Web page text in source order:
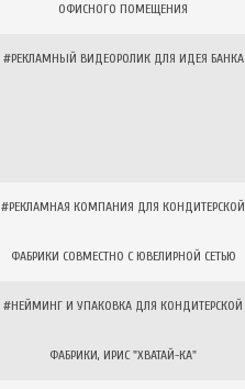
ОФИСНОГО ПОМЕЩЕНИЯ
#РЕКЛАМНЫЙ ВИДЕОРОЛИК ДЛЯ ИДЕЯ БАНКА
#РЕКЛАМНАЯ КОМПАНИЯ ДЛЯ КОНДИТЕРСКОЙ
ФАБРИКИ СОВМЕСТНО С ЮВЕЛИРНОЙ СЕТЬЮ
#НЕЙМИНГ И УПАКОВКА ДЛЯ КОНДИТЕРСКОЙ
ФАБРИКИ, ИРИС "ХВАТАЙ-КА"